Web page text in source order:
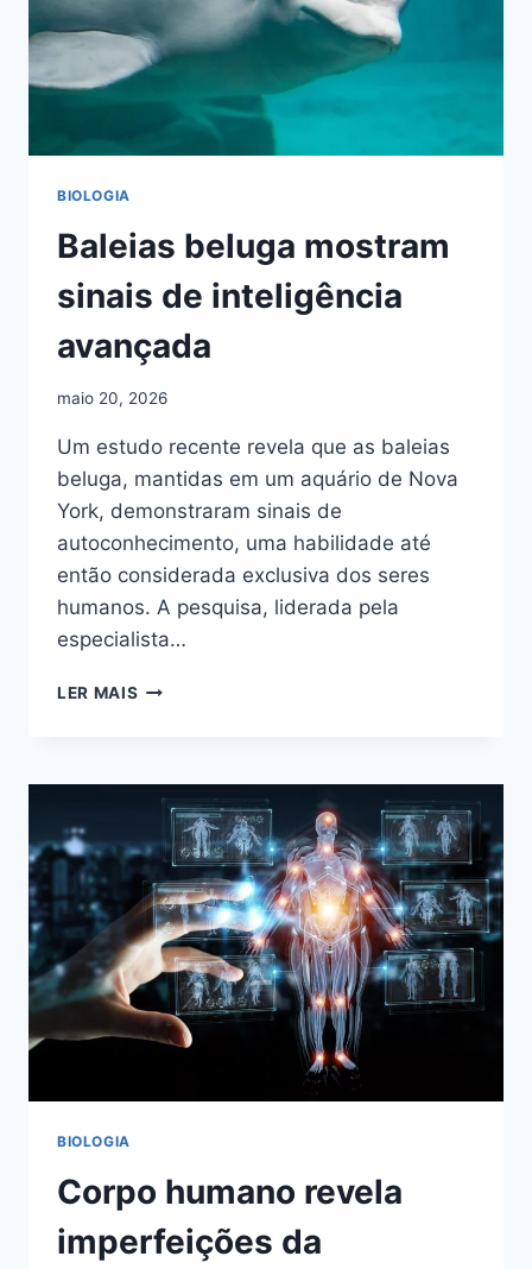
BIOLOGIA
Baleias beluga mostram
sinais de inteligência
avançada
maio 20, 2026
Um estudo recente revela que as baleias
beluga, mantidas em um aquário de Nova
York, demonstraram sinais de
autoconhecimento, uma habilidade até
então considerada exclusiva dos seres
humanos. A pesquisa, liderada pela
especialista…
LER MAIS BALEIAS
DE
INTELIGÊNCIA
AVANÇADA
BIOLOGIA
Corpo humano revela
imperfeições da